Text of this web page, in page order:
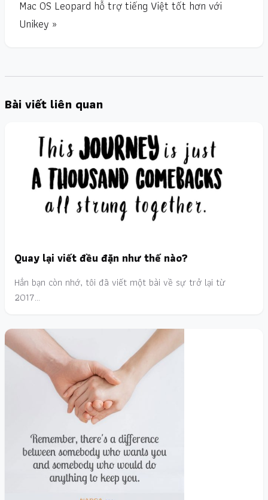
Mac OS Leopard hỗ trợ tiếng Việt tốt hơn với
Unikey »
Bài viết liên quan
Quay lại viết đều đặn như thế nào?
Hẳn bạn còn nhớ, tôi đã viết một bài về sự trở lại từ
2017…